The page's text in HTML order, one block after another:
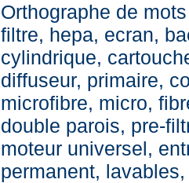
Orthographe de
filtre, hepa, ecran,
cylindrique,
diffuseur, primaire,
microfibre, micro,
double parois, pre-
moteur universel,
permanent,